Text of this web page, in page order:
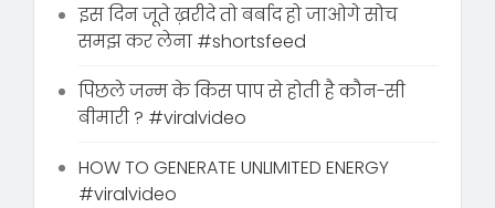
इस दिन जूते ख़रीदे तो बर्बाद हो जाओगे सोच
समझ कर लेना #shortsfeed
पिछले जन्म के किस पाप से होती है कौन-सी
बीमारी ? #viralvideo
HOW TO GENERATE UNLIMITED ENERGY
#viralvideo